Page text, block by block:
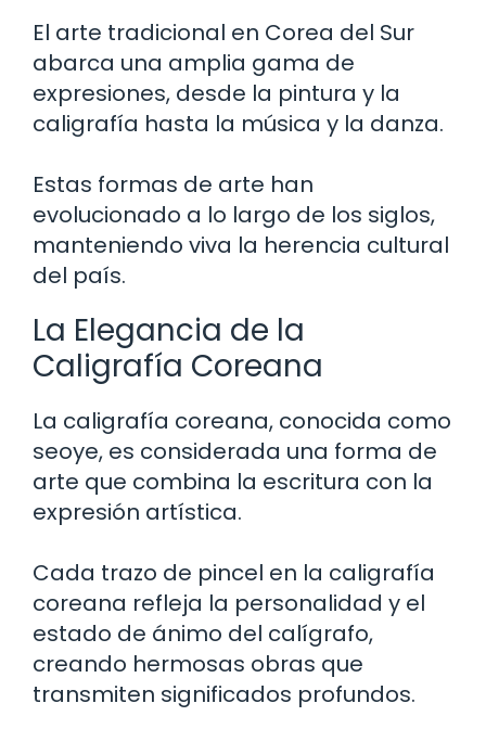
El arte tradicional en Corea del Sur
abarca una amplia gama de
expresiones, desde la pintura y la
caligrafía hasta la música y la danza.
Estas formas de arte han
evolucionado a lo largo de los siglos,
manteniendo viva la herencia cultural
del país.
La Elegancia de la
Caligrafía Coreana
La caligrafía coreana, conocida como
seoye, es considerada una forma de
arte que combina la escritura con la
expresión artística.
Cada trazo de pincel en la caligrafía
coreana refleja la personalidad y el
estado de ánimo del calígrafo,
creando hermosas obras que
transmiten significados profundos.